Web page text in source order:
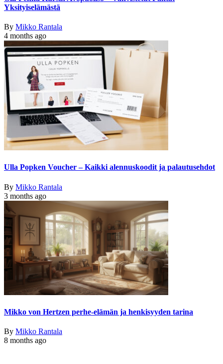
Yksityiselämästä
By Mikko Rantala
4 months ago
Ulla Popken Voucher – Kaikki alennuskoodit ja palautusehdot
By Mikko Rantala
3 months ago
Mikko von Hertzen perhe-elämän ja henkisyyden tarina
By Mikko Rantala
8 months ago